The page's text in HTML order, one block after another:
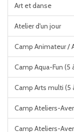
Art et danse
Atelier d'un jour
Camp Animateur /
Camp Aqua-Fun (5
Camp Arts multi (5
Camp Ateliers-
Camp Ateliers-